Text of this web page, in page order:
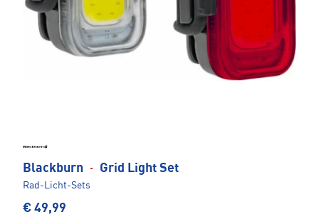
Blackburn · Grid Light Set
Rad-Licht-Sets
€ 49,99